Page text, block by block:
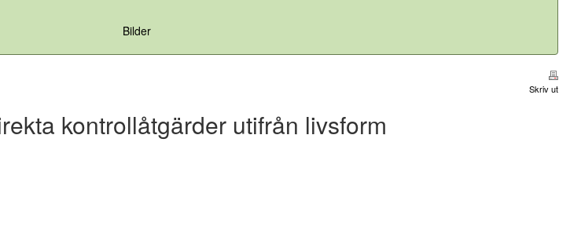
Bilder
Skriv ut
kontrollåtgärder utifrån livsform